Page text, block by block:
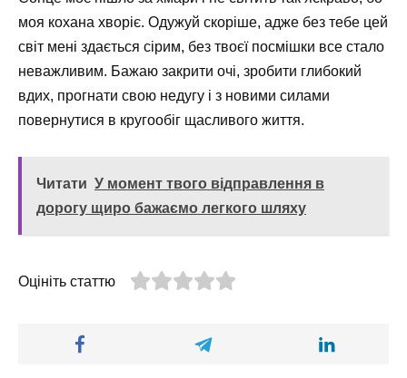
моя кохана хворіє. Одужуй скоріше, адже без тебе цей
світ мені здається сірим, без твоєї посмішки все стало
неважливим. Бажаю закрити очі, зробити глибокий
вдих, прогнати свою недугу і з новими силами
повернутися в кругообіг щасливого життя.
Читати У момент твого відправлення в
дорогу щиро бажаємо легкого шляху
Оцініть статтю